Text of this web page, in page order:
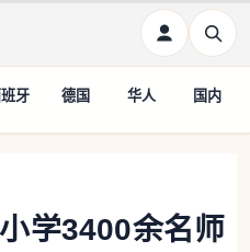
牙 德国 华人 国内
学3400余名师